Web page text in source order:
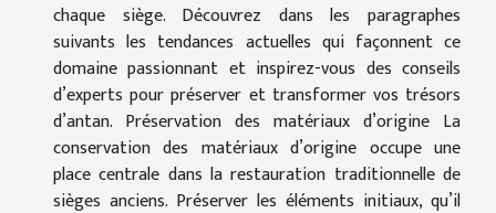
chaque siège. Découvrez dans les paragraphes
suivants les tendances actuelles qui façonnent ce
domaine passionnant et inspirez-vous des conseils
d’experts pour préserver et transformer vos trésors
d’antan. Préservation des matériaux d’origine La
conservation des matériaux d’origine occupe une
place centrale dans la restauration traditionnelle de
sièges anciens. Préserver les éléments initiaux, qu’il